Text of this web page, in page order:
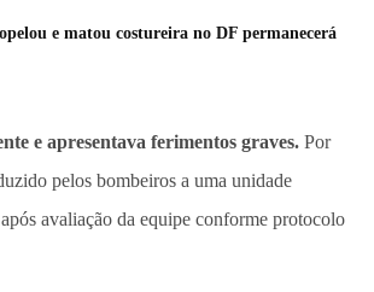
e matou costureira no DF permanecerá
e apresentava ferimentos graves. Por
pelos bombeiros a uma unidade
avaliação da equipe conforme protocolo